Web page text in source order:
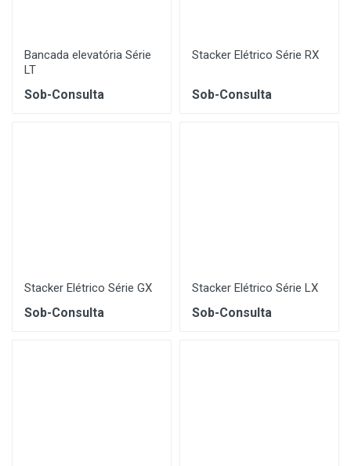
Bancada elevatória Série
LT
Sob-Consulta
Stacker Elétrico Série RX
Sob-Consulta
Stacker Elétrico Série GX
Sob-Consulta
Stacker Elétrico Série LX
Sob-Consulta